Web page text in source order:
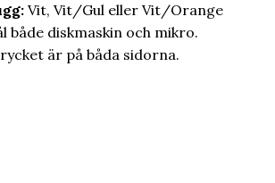
Vit, Vit/Gul eller Vit/Orange
både diskmaskin och mikro.
är på båda sidorna.